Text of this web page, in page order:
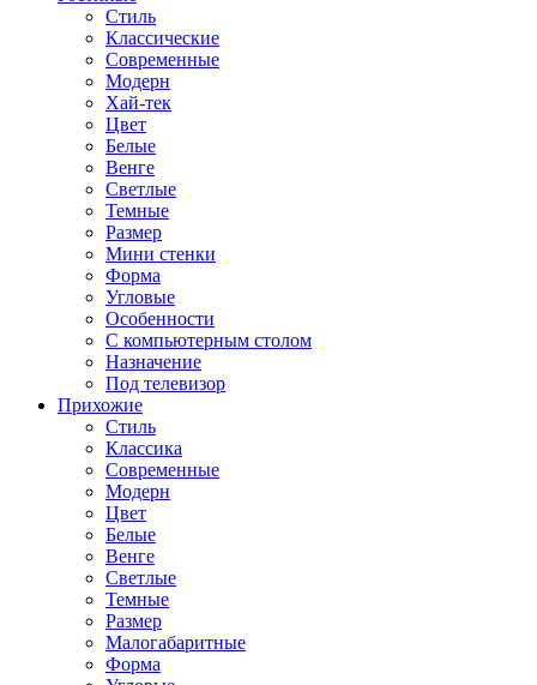
Стиль
Классические
Современные
Модерн
Хай-тек
Цвет
Белые
Венге
Светлые
Темные
Размер
Мини стенки
Форма
Угловые
Особенности
С компьютерным столом
Назначение
Под телевизор
Прихожие
Стиль
Классика
Современные
Модерн
Цвет
Белые
Венге
Светлые
Темные
Размер
Малогабаритные
Форма